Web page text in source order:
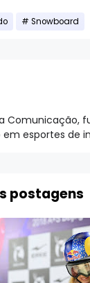
Snowboard
esportes de
postagens